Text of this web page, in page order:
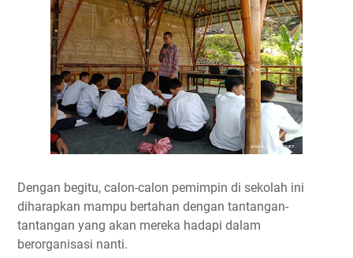
Dengan begitu, calon-calon pemimpin di sekolah ini
diharapkan mampu bertahan dengan tantangan-
tantangan yang akan mereka hadapi dalam
berorganisasi nanti.